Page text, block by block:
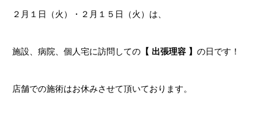
２月１日（火）・２月１５日（火）は、
施設、病院、個人宅に訪問しての 【 出張理容 】 の日です！
店舗での施術はお休みさせて頂いております。